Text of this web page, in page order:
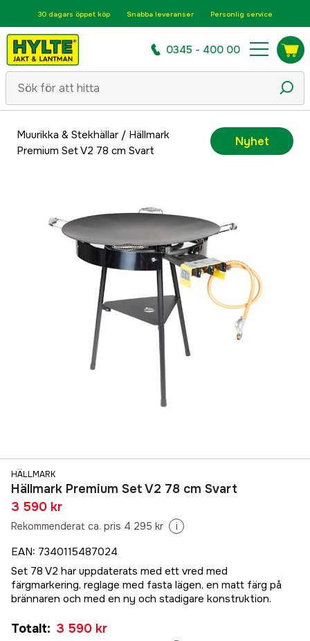
30 dagars öppet köp Snabba leveranser Personlig service
0345 - 400 00
Muurikka & Stekhällar/ Hällmark
Premium Set V2 78 cm Svart
Nyhet
HÄLLMARK
Hällmark Premium Set V2 78 cm Svart
3 590 kr
Rekommenderat ca. pris 4 295 kr i
EAN: 7340115487024
Set 78 V2 har uppdaterats med ett vred med
färgmarkering, reglage med fasta lägen, en matt färg på
brännaren och med en ny och stadigare konstruktion.
Totalt: 3 590 kr